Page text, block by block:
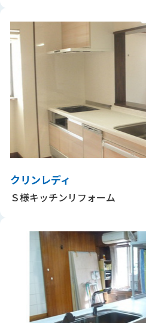
クリンレディ
Ｓ様キッチンリフォーム